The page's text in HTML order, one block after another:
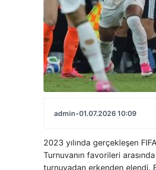
admin•01.07.2026 10:09
2023 yılında gerçekleşen
Turnuvanın favorileri
turnuvadan erkenden elendi.